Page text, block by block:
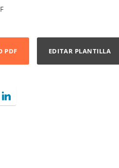
PDF EDITAR PLANTILLA